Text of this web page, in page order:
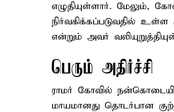
எழுதியுள்ளார். மேலும்,
நிர்வகிக்கப்படுவதில்
என்றும் அவர்
பெரும் அதிர்ச்சி
ராமர் கோவில்
மாயமானது தொடர்பான